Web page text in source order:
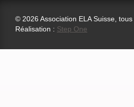
© 2026 Association ELA Suisse,
Réalisation : Step One